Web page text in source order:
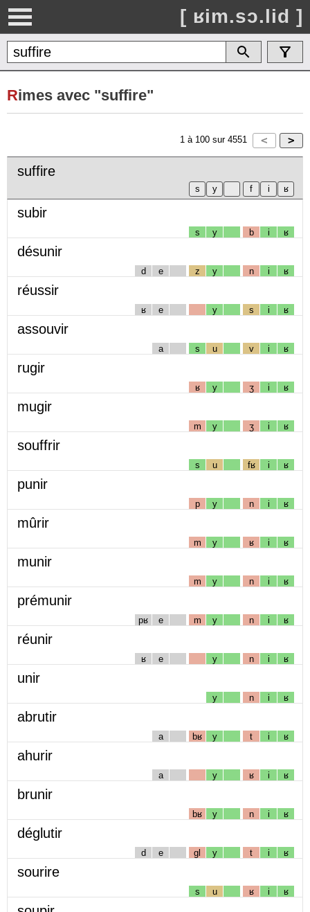
[ ʁim.sɔ.lid ]
Rimes avec "suffire"
1 à 100 sur 4551
suffire
subir
s y b i ʁ
désunir
d e z y n i ʁ
réussir
ʁ e y s i ʁ
assouvir
a s u v i ʁ
rugir
ʁ y ʒ i ʁ
mugir
m y ʒ i ʁ
souffrir
s u fʁ i ʁ
punir
p y n i ʁ
mûrir
m y ʁ i ʁ
munir
m y n i ʁ
prémunir
pʁ e m y n i ʁ
réunir
ʁ e y n i ʁ
unir
y n i ʁ
abrutir
a bʁ y t i ʁ
ahurir
a y ʁ i ʁ
brunir
bʁ y n i ʁ
déglutir
d e gl y t i ʁ
sourire
s u ʁ i ʁ